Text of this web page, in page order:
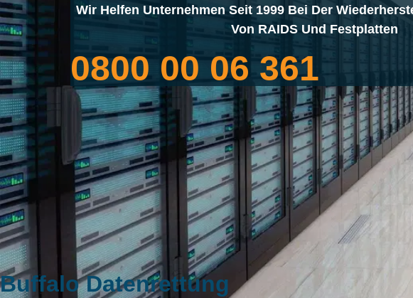
Wir Helfen Unternehmen Seit 1999 Bei Der
Von RAIDS Und Festplatten
0800 00 06 361
Buffalo Datenrettung